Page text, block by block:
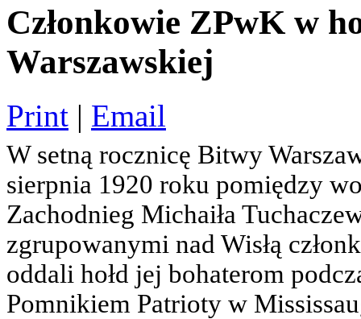
Członkowie ZPwK w
Warszawskiej
Print | Email
W setną rocznicę Bitwy
sierpnia 1920 roku pomiędzy
Zachodnieg Michaiła
zgrupowanymi nad Wisłą
oddali hołd jej bohaterom
Pomnikiem Patrioty w